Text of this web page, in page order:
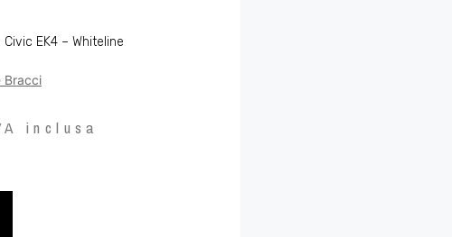
EK4 – Whiteline
Bracci
inclusa